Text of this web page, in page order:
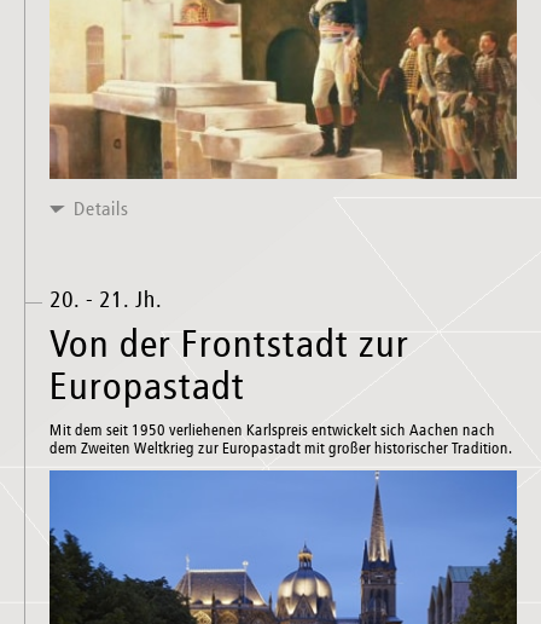
Details
20. - 21. Jh.
Von der Frontstadt zur
Europastadt
Mit dem seit 1950 verliehenen Karlspreis entwickelt sich Aachen nach
dem Zweiten Weltkrieg zur Europastadt mit großer historischer Tradition.